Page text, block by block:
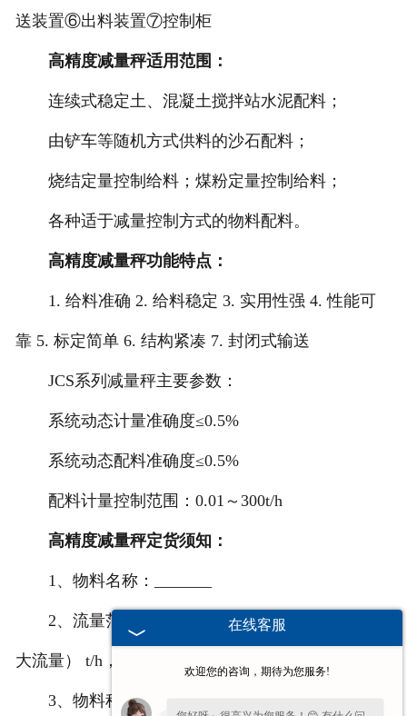
- 绞龙
脉冲除尘器
称重配件
给煤机
非称重系列产品
送装置⑥出料装置⑦控制柜
高精度减量秤适用范围：
连续式稳定土、混凝土搅拌站水泥配料；
由铲车等随机方式供料的沙石配料；
烧结定量控制给料；煤粉定量控制给料；
各种适于减量控制方式的物料配料。
高精度减量秤功能特点：
1. 给料准确 2. 给料稳定 3. 实用性强 4. 性能可
靠 5. 标定简单 6. 结构紧凑 7. 封闭式输送
JCS系列减量秤主要参数：
系统动态计量准确度≤0.5%
系统动态配料准确度≤0.5%
配料计量控制范围：0.01～300t/h
高精度减量秤定货须知：
1、物料名称：_______
2、流量范围 ____（较小流量）t/h 到_____（较
大流量） t/h，常用流量_____t/h
3、物料种类：粒度 ____ 比重____ 湿度____
在线客服
欢迎您的咨询，期待为您服务!